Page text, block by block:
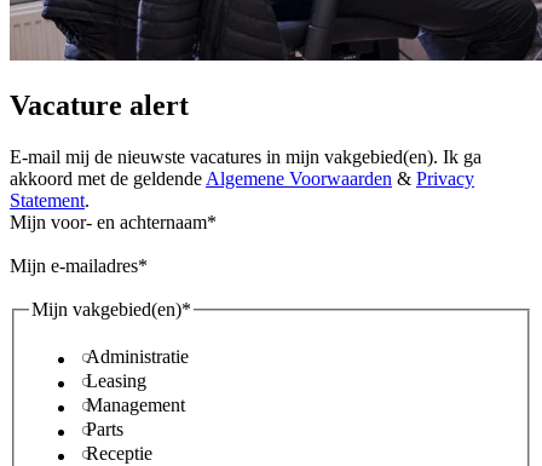
Vacature alert
E-mail mij de nieuwste vacatures in mijn vakgebied(en). Ik ga
akkoord met de geldende Algemene Voorwaarden & Privacy
Statement.
Mijn voor- en achternaam
Mijn e-mailadres
Mijn vakgebied(en)
Administratie
Leasing
Management
Parts
Receptie